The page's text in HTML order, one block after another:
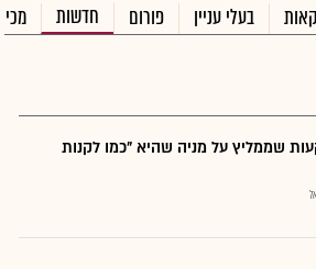
בעלי עניין פורום חדשות
שממליץ על מניה שהיא "כמו לקנות